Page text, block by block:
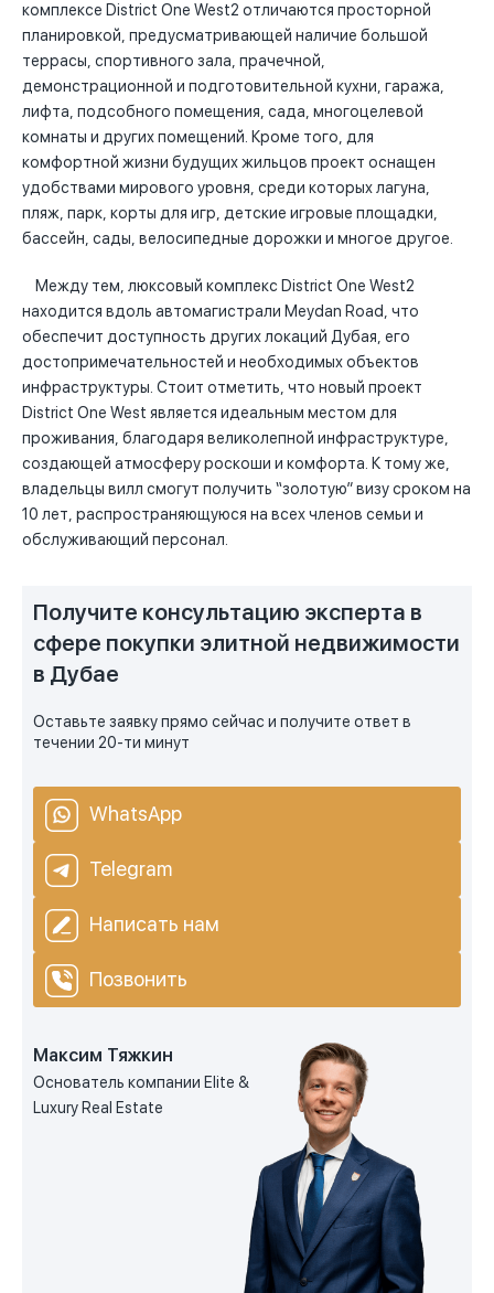
комплексе District One West2 отличаются просторной
планировкой, предусматривающей наличие большой
террасы, спортивного зала, прачечной,
демонстрационной и подготовительной кухни, гаража,
лифта, подсобного помещения, сада, многоцелевой
комнаты и других помещений. Кроме того, для
комфортной жизни будущих жильцов проект оснащен
удобствами мирового уровня, среди которых лагуна,
пляж, парк, корты для игр, детские игровые площадки,
бассейн, сады, велосипедные дорожки и многое другое.
Между тем, люксовый комплекс District One West2
находится вдоль автомагистрали Meydan Road, что
обеспечит доступность других локаций Дубая, его
достопримечательностей и необходимых объектов
инфраструктуры. Стоит отметить, что новый проект
District One West является идеальным местом для
проживания, благодаря великолепной инфраструктуре,
создающей атмосферу роскоши и комфорта. К тому же,
владельцы вилл смогут получить “золотую” визу сроком на
10 лет, распространяющуюся на всех членов семьи и
обслуживающий персонал.
Получите консультацию эксперта в
сфере покупки элитной недвижимости
в Дубае
Оставьте заявку прямо сейчас и получите ответ в
течении 20-ти минут
WhatsApp
Telegram
Написать нам
Позвонить
Максим Тяжкин
Основатель компании Elite &
Luxury Real Estate